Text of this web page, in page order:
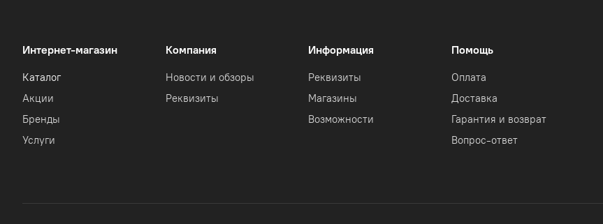
Интернет-магазин
Каталог
Акции
Бренды
Услуги
Компания
Новости и обзоры
Реквизиты
Информация
Реквизиты
Магазины
Возможности
Помощь
Оплата
Доставка
Гарантия и возврат
Вопрос-ответ